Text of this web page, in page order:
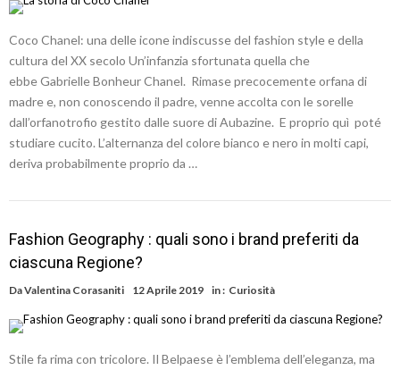
Coco Chanel: una delle icone indiscusse del fashion style e della
cultura del XX secolo Un’infanzia sfortunata quella che
ebbe Gabrielle Bonheur Chanel. Rimase precocemente orfana di
madre e, non conoscendo il padre, venne accolta con le sorelle
dall’orfanotrofio gestito dalle suore di Aubazine. E proprio quì poté
studiare cucito. L’alternanza del colore bianco e nero in molti capi,
deriva probabilmente proprio da …
Fashion Geography : quali sono i brand preferiti da
ciascuna Regione?
DaValentina Corasaniti 12 Aprile 2019 in : Curiosità
Stile fa rima con tricolore. Il Belpaese è l’emblema dell’eleganza, ma